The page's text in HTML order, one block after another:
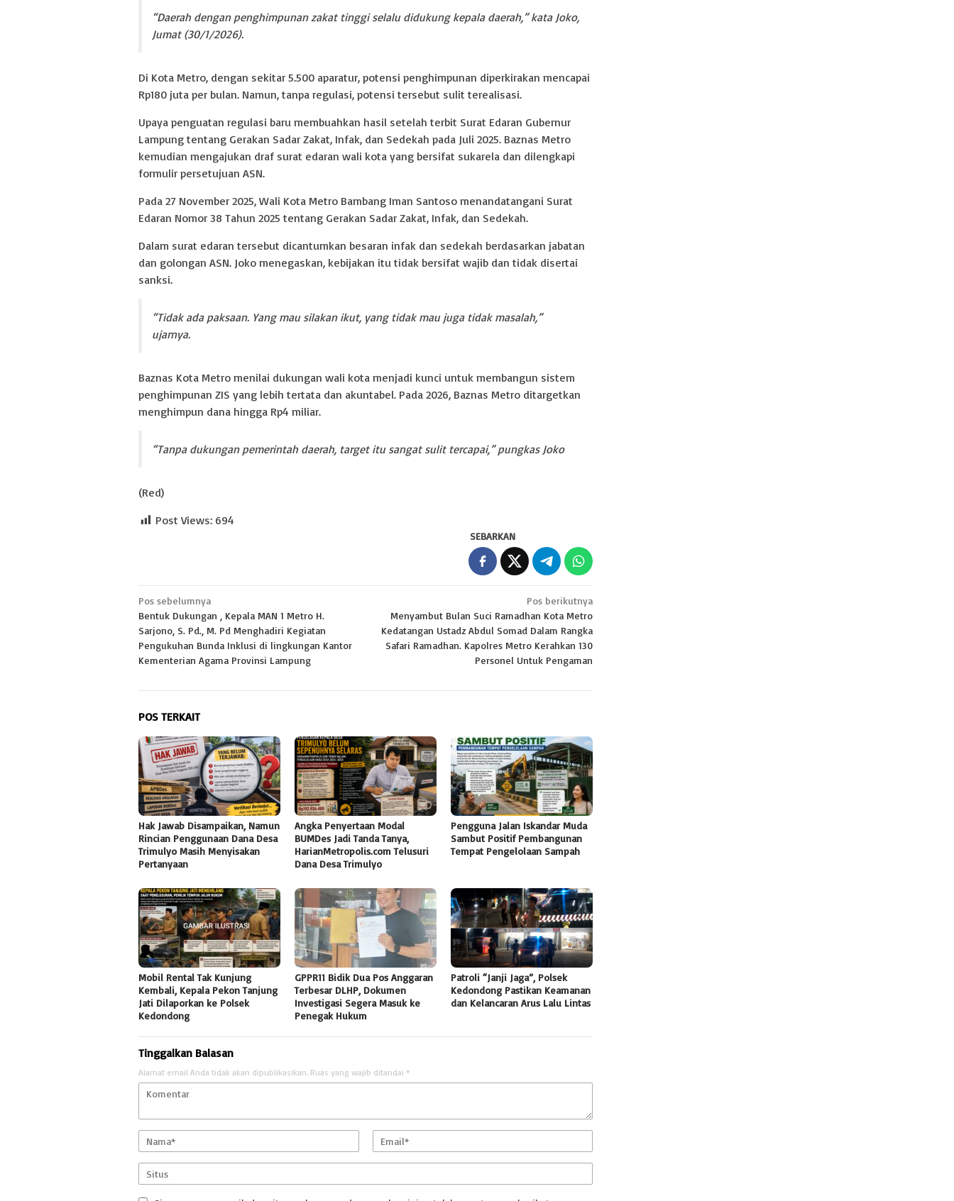
“Daerah dengan penghimpunan zakat tinggi selalu didukung kepala daerah,” kata Joko,
Jumat (30/1/2026).
Di Kota Metro, dengan sekitar 5.500 aparatur, potensi penghimpunan diperkirakan mencapai
Rp180 juta per bulan. Namun, tanpa regulasi, potensi tersebut sulit terealisasi.
Upaya penguatan regulasi baru membuahkan hasil setelah terbit Surat Edaran Gubernur
Lampung tentang Gerakan Sadar Zakat, Infak, dan Sedekah pada Juli 2025. Baznas Metro
kemudian mengajukan draf surat edaran wali kota yang bersifat sukarela dan dilengkapi
formulir persetujuan ASN.
Pada 27 November 2025, Wali Kota Metro Bambang Iman Santoso menandatangani Surat
Edaran Nomor 38 Tahun 2025 tentang Gerakan Sadar Zakat, Infak, dan Sedekah.
Dalam surat edaran tersebut dicantumkan besaran infak dan sedekah berdasarkan jabatan
dan golongan ASN. Joko menegaskan, kebijakan itu tidak bersifat wajib dan tidak disertai
sanksi.
“Tidak ada paksaan. Yang mau silakan ikut, yang tidak mau juga tidak masalah,”
ujarnya.
Baznas Kota Metro menilai dukungan wali kota menjadi kunci untuk membangun sistem
penghimpunan ZIS yang lebih tertata dan akuntabel. Pada 2026, Baznas Metro ditargetkan
menghimpun dana hingga Rp4 miliar.
“Tanpa dukungan pemerintah daerah, target itu sangat sulit tercapai,” pungkas Joko
(Red)
Post Views: 694
SEBARKAN
Navigasi
pos
Pos sebelumnya
Bentuk Dukungan , Kepala MAN 1 Metro H.
Sarjono, S. Pd., M. Pd Menghadiri Kegiatan
Pengukuhan Bunda Inklusi di lingkungan Kantor
Kementerian Agama Provinsi Lampung
Pos berikutnya
Menyambut Bulan Suci Ramadhan Kota Metro
Kedatangan Ustadz Abdul Somad Dalam Rangka
Safari Ramadhan. Kapolres Metro Kerahkan 130
Personel Untuk Pengaman
POS TERKAIT
Hak Jawab Disampaikan, Namun
Rincian Penggunaan Dana Desa
Trimulyo Masih Menyisakan
Pertanyaan
Angka Penyertaan Modal
BUMDes Jadi Tanda Tanya,
HarianMetropolis.com Telusuri
Dana Desa Trimulyo
Pengguna Jalan Iskandar Muda
Sambut Positif Pembangunan
Tempat Pengelolaan Sampah
Mobil Rental Tak Kunjung
Kembali, Kepala Pekon Tanjung
Jati Dilaporkan ke Polsek
Kedondong
GPPR11 Bidik Dua Pos Anggaran
Terbesar DLHP, Dokumen
Investigasi Segera Masuk ke
Penegak Hukum
Patroli “Janji Jaga”, Polsek
Kedondong Pastikan Keamanan
dan Kelancaran Arus Lalu Lintas
Tinggalkan Balasan
Alamat email Anda tidak akan dipublikasikan. Ruas yang wajib ditandai *